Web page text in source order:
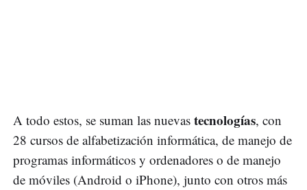
A todo estos, se suman las nuevas tecnologías, con
28 cursos de alfabetización informática, de manejo de
programas informáticos y ordenadores o de manejo
de móviles (Android o iPhone), junto con otros más